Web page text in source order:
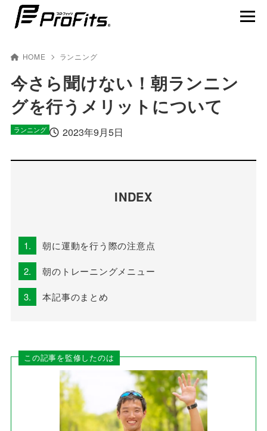
NEWS一覧
プロ･フィッツ®とは
製品ラインナップ
アスリート
HOME ランニング
今さら聞けない！朝ランニン
グを行うメリットについて
2023年9月5日
ランニング
INDEX
1. 朝に運動を行う際の注意点
2. 朝のトレーニングメニュー
3. 本記事のまとめ
この記事を監修したのは